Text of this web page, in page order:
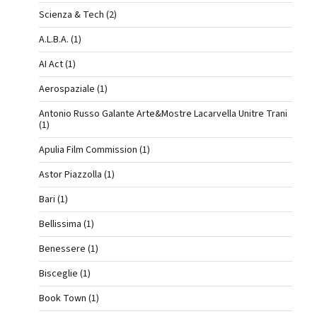
Scienza & Tech (2)
A.L.B.A. (1)
AI Act (1)
Aerospaziale (1)
Antonio Russo Galante Arte&Mostre Lacarvella Unitre Trani
(1)
Apulia Film Commission (1)
Astor Piazzolla (1)
Bari (1)
Bellissima (1)
Benessere (1)
Bisceglie (1)
Book Town (1)